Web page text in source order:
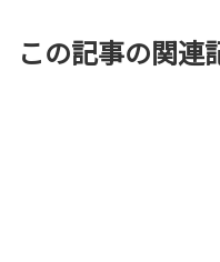
この記事の関連